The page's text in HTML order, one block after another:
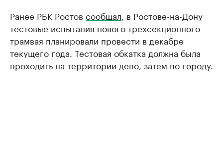
Ранее РБК Ростов сообщал , в Ростове-на-Дону
тестовые испытания нового трехсекционного
трамвая планировали провести в декабре
текущего года. Тестовая обкатка должна была
проходить на территории депо, затем по городу.